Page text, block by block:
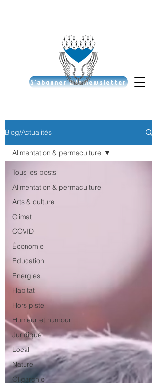
S'abonner à la newsletter
Blog/Actualités
Tous les posts
Alimentation & permaculture
Arts & culture
Climat
COVID
Économie
Education
Energies
Habitat
Hors piste
Humeur et humour
Juridique
Local
Nature
Oligarchie
Alimentation & permaculture